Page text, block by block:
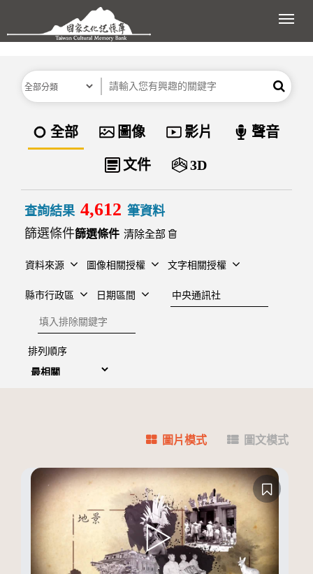
跳到主要內容區塊
展
分類 關鍵字 搜尋
資料類型
全部 圖像 影片 聲音
文件 3D
查詢結果 4,612 筆資料
篩選條件
清除全部
資料來源 圖像相關授權 文字相關授權
縣市行政區 日期區間
建檔單位
排除關鍵字
排列順序
圖片模式 圖文模式